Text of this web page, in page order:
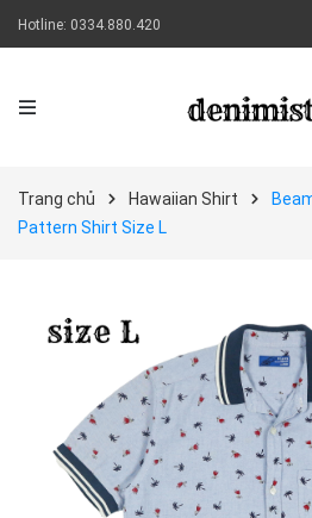
Hotline: 0334.880.420
Trang chủ Hawaiian Shirt
Pattern Shirt Size L